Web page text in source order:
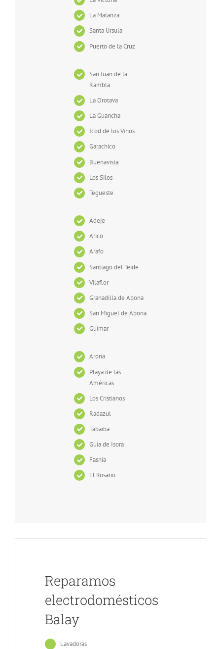
La Matanza
Santa Ursula
Puerto de la Cruz
San Juan de la
Rambla
La Orotava
La Guancha
Icod de los Vinos
Garachico
Buenavista
Los Silos
Tegueste
Adeje
Arico
Arafo
Santiago del Teide
Vilaflor
Granadilla de Abona
San Miguel de Abona
Gúímar
Arona
Playa de las
Américas
Los Cristianos
Radazul
Tabaiba
Guía de Isora
Fasnia
El Rosario
Reparamos
electrodomésticos
Balay
Lavadoras